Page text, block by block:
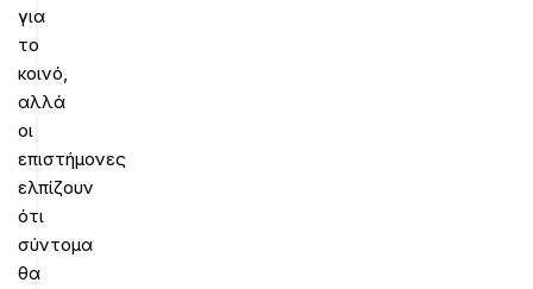
για
το
κοινό,
αλλά
οι
επιστήμονες
ελπίζουν
ότι
σύντομα
θα